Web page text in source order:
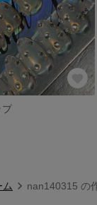
プ
nan140315 の